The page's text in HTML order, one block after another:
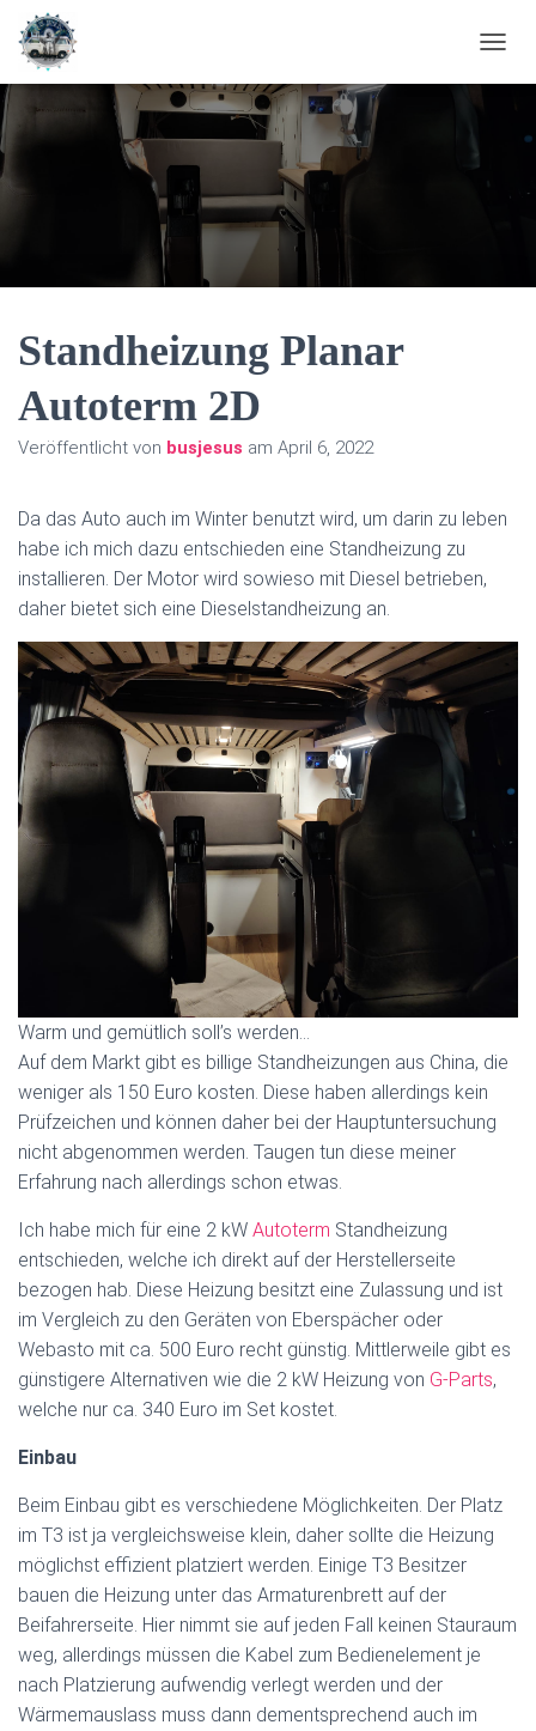
A
U
Standheizung Planar
Autoterm 2D
Veröffentlicht von busjesus am April 6, 2022
Da das Auto auch im Winter benutzt wird, um darin zu leben
habe ich mich dazu entschieden eine Standheizung zu
installieren. Der Motor wird sowieso mit Diesel betrieben,
daher bietet sich eine Dieselstandheizung an.
Warm und gemütlich soll’s werden…
Auf dem Markt gibt es billige Standheizungen aus China, die
weniger als 150 Euro kosten. Diese haben allerdings kein
Prüfzeichen und können daher bei der Hauptuntersuchung
nicht abgenommen werden. Taugen tun diese meiner
Erfahrung nach allerdings schon etwas.
Ich habe mich für eine 2 kW Autoterm Standheizung
entschieden, welche ich direkt auf der Herstellerseite
bezogen hab. Diese Heizung besitzt eine Zulassung und ist
im Vergleich zu den Geräten von Eberspächer oder
Webasto mit ca. 500 Euro recht günstig. Mittlerweile gibt es
günstigere Alternativen wie die 2 kW Heizung von G-Parts,
welche nur ca. 340 Euro im Set kostet.
Einbau
Beim Einbau gibt es verschiedene Möglichkeiten. Der Platz
im T3 ist ja vergleichsweise klein, daher sollte die Heizung
möglichst effizient platziert werden. Einige T3 Besitzer
bauen die Heizung unter das Armaturenbrett auf der
Beifahrerseite. Hier nimmt sie auf jeden Fall keinen Stauraum
weg, allerdings müssen die Kabel zum Bedienelement je
nach Platzierung aufwendig verlegt werden und der
Wärmemauslass muss dann dementsprechend auch im